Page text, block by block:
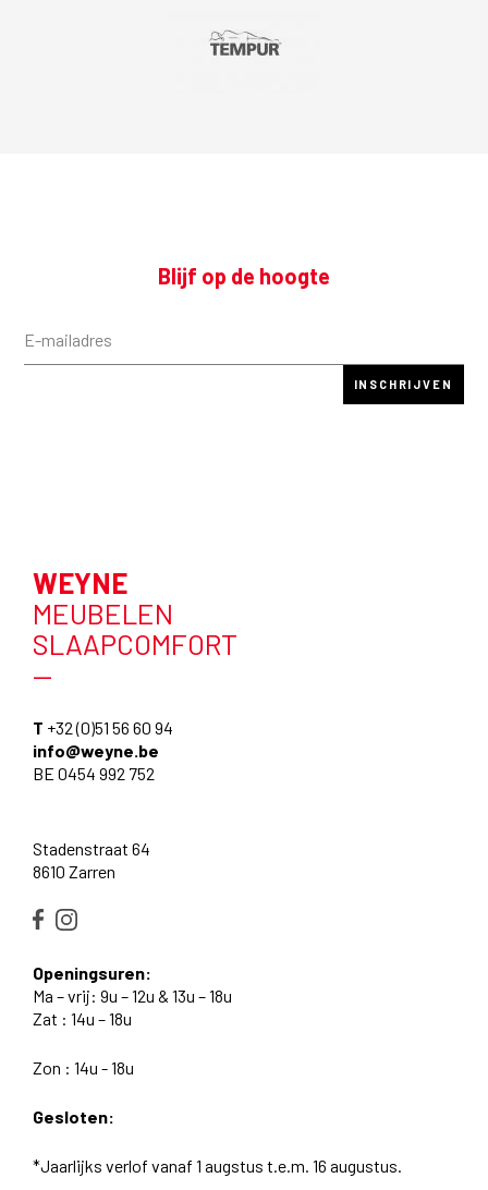
Blijf op de hoogte
WEYNE
MEUBELEN
SLAAPCOMFORT
—
T +32 (0)51 56 60 94
info@weyne.be
BE 0454 992 752
Stadenstraat 64
8610 Zarren
Openingsuren:
Ma – vrij: 9u – 12u & 13u – 18u
Zat : 14u – 18u
Zon : 14u - 18u
Gesloten:
*Jaarlijks verlof vanaf 1 augstus t.e.m. 16 augustus.